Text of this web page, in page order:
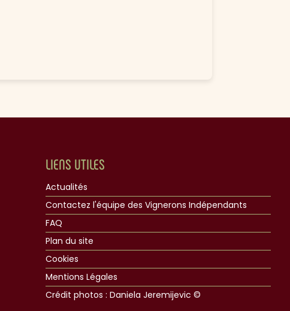
LIENS UTILES
Actualités
Contactez l'équipe des Vignerons Indépendants
FAQ
Plan du site
Cookies
Mentions Légales
Crédit photos : Daniela Jeremijevic ©​